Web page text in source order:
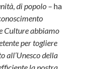
di popolo – ha
Culture abbiamo
per togliere
all’Unesco della